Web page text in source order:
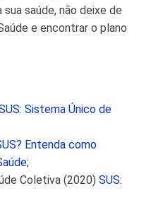
saúde, não deixe de
e encontrar o plano
Sistema Único de
Entenda como
;
Coletiva (2020) SUS: